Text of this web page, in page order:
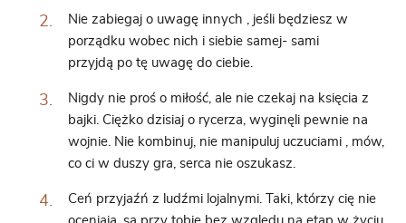
Nie zabiegaj o uwagę innych , jeśli będziesz w
porządku wobec nich i siebie samej- sami
przyjdą po tę uwagę do ciebie.
Nigdy nie proś o miłość, ale nie czekaj na księcia z
bajki. Ciężko dzisiaj o rycerza, wyginęli pewnie na
wojnie. Nie kombinuj, nie manipuluj uczuciami , mów,
co ci w duszy gra, serca nie oszukasz.
Ceń przyjaźń z ludźmi lojalnymi. Taki, którzy cię nie